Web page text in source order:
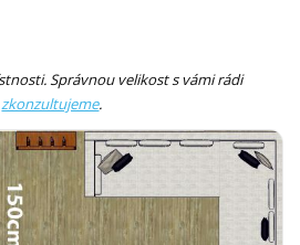
Správnou velikost s vámi rádi
zkonzultujeme.